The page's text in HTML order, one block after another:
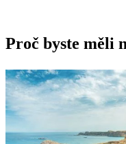
Proč byste měli